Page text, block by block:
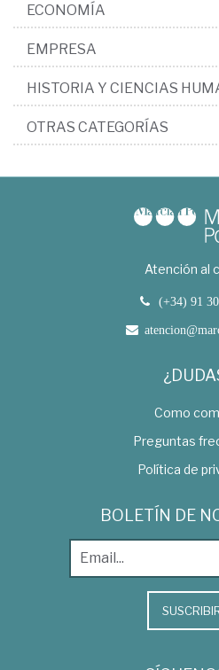
ECONOMÍA
EMPRESA
HISTORIA Y CIENCIAS
OTRAS CATEGORÍAS
Atención al
(+34) 91
Como
Preguntas
Política de
BOLETÍN DE